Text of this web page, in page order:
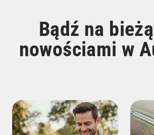
Bądź na
nowościami w